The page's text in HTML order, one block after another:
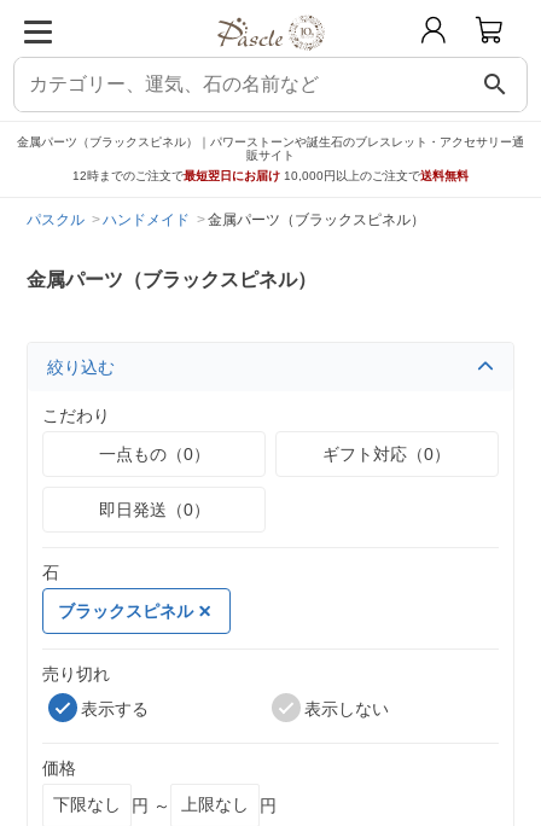
search
金属パーツ（ブラックスピネル）｜パワーストーンや誕生石のブレスレット・アクセサリー通
販サイト
12時までのご注文で最短翌日にお届け 10,000円以上のご注文で送料無料
パスクル ハンドメイド 金属パーツ（ブラックスピネル）
金属パーツ（ブラックスピネル）
絞り込む
こだわり
一点もの（0）
ギフト対応（0）
即日発送（0）
石
ブラックスピネル
売り切れ
表示する
表示しない
価格
円 ～
円